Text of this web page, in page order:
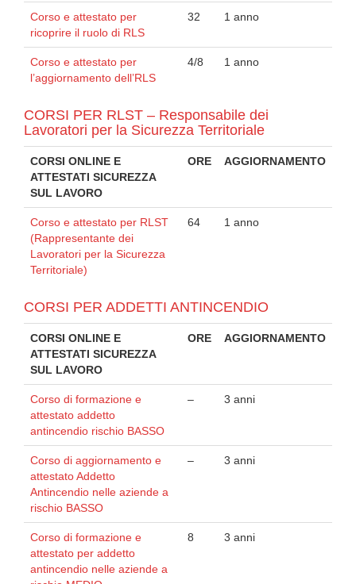
Corso e attestato per
ricoprire il ruolo di RLS
32 1 anno
Corso e attestato per
l’aggiornamento dell’RLS
4/8 1 anno
CORSI PER RLST – Responsabile dei
Lavoratori per la Sicurezza Territoriale
CORSI ONLINE E
ATTESTATI SICUREZZA
SUL LAVORO
ORE AGGIORNAMENTO
Corso e attestato per RLST
(Rappresentante dei
Lavoratori per la Sicurezza
Territoriale)
64 1 anno
CORSI PER ADDETTI ANTINCENDIO
CORSI ONLINE E
ATTESTATI SICUREZZA
SUL LAVORO
ORE AGGIORNAMENTO
Corso di formazione e
attestato addetto
antincendio rischio BASSO
– 3 anni
Corso di aggiornamento e
attestato Addetto
Antincendio nelle aziende a
rischio BASSO
– 3 anni
Corso di formazione e
attestato per addetto
antincendio nelle aziende a
8 3 anni